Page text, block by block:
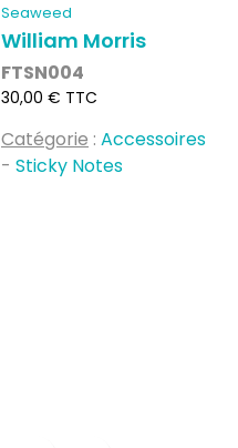
Seaweed
William Morris
FTSN004
Prix
30,00 € TTC
Catégorie : Accessoires
- Sticky Notes